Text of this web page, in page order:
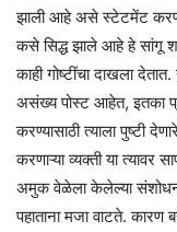
झाली आहे असे स्टेटमेंट
कसे सिद्ध झाले आहे हे सांगू
काही गोष्टींचा दाखला
असंख्य पोस्ट आहेत, इतका
करण्यासाठी त्याला पुष्टी
करणाऱ्या व्यक्ती या
अमुक वेळेला केलेल्या
पहाताना मजा वाटते. कारण